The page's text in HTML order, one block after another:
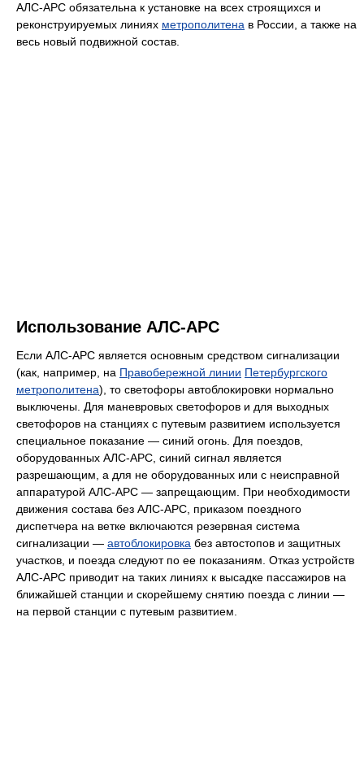
АЛС-АРС обязательна к установке на всех строящихся и
реконструируемых линиях метрополитена в России, а также на
весь новый подвижной состав.
Использование АЛС-АРС
Если АЛС-АРС является основным средством сигнализации
(как, например, на Правобережной линии Петербургского
метрополитена), то светофоры автоблокировки нормально
выключены. Для маневровых светофоров и для выходных
светофоров на станциях с путевым развитием используется
специальное показание — синий огонь. Для поездов,
оборудованных АЛС-АРС, синий сигнал является
разрешающим, а для не оборудованных или с неисправной
аппаратурой АЛС-АРС — запрещающим. При необходимости
движения состава без АЛС-АРС, приказом поездного
диспетчера на ветке включаются резервная система
сигнализации — автоблокировка без автостопов и защитных
участков, и поезда следуют по ее показаниям. Отказ устройств
АЛС-АРС приводит на таких линиях к высадке пассажиров на
ближайшей станции и скорейшему снятию поезда с линии —
на первой станции с путевым развитием.